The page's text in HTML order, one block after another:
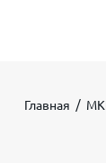
Главная